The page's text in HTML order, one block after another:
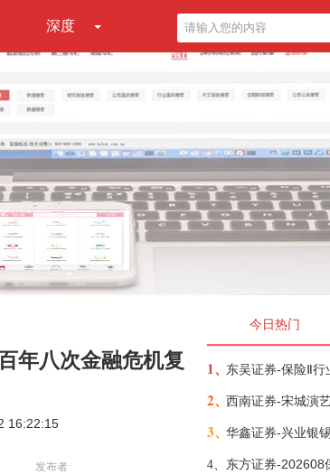
深度
年八次金融危机复
16:22:15
发布者
今日热门
1、
2、
3、
4、